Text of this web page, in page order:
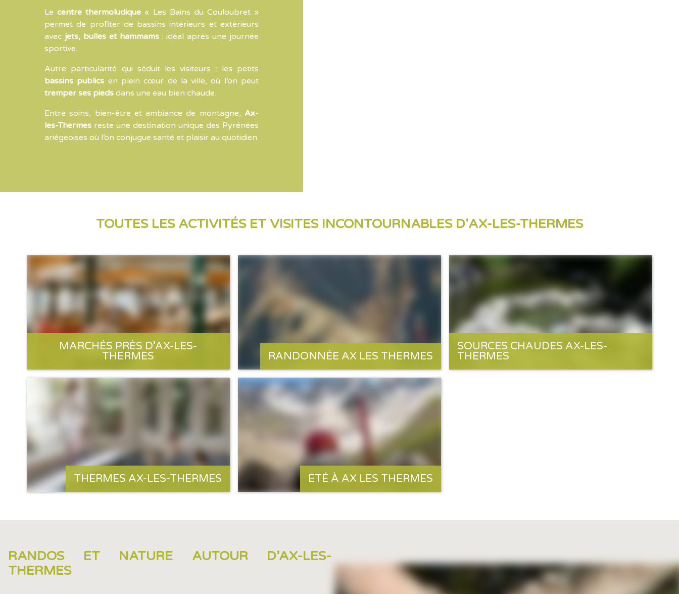
Lecentre thermoludique « Les Bains du Couloubret »
permet de profiter de bassins intérieurs et extérieurs
avec jets, bulles et hammams: idéal après une journée
sportive.
Autre particularité qui séduit les visiteurs : les petits
bassins publics en plein cœur de la ville, où l’on peut
tremper ses pieds dans une eau bien chaude.
Entre soins, bien-être et ambiance de montagne, Ax-
les-Thermes reste une destination unique des Pyrénées
ariégeoises où l’on conjugue santé et plaisir au quotidien.
TOUTES LES ACTIVITÉS ET VISITES INCONTOURNABLES D'AX-LES-THERMES
MARCHÉS PRÈS D’AX-LES-
THERMES
RANDONNÉE AX LES THERMES
SOURCES CHAUDES AX-LES-
THERMES
THERMES AX-LES-THERMES ETÉ À AX LES THERMES
RANDOS ET NATURE AUTOUR D’AX-LES-
THERMES